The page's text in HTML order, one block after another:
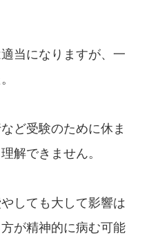
当になりますが、一
ど受験のために休ま
解できません。
しても大して影響は
が精神的に病む可能